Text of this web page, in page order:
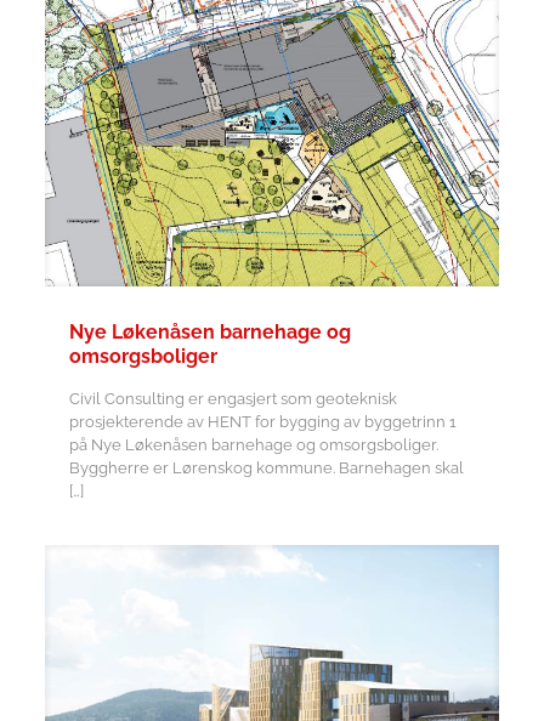
Nye Løkenåsen barnehage og
omsorgsboliger
Civil Consulting er engasjert som geoteknisk
prosjekterende av HENT for bygging av byggetrinn 1
på Nye Løkenåsen barnehage og omsorgsboliger.
Byggherre er Lørenskog kommune. Barnehagen skal
[…]